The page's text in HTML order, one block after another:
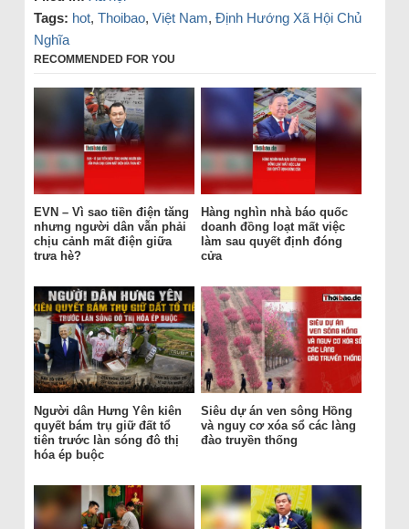
Tags: hot, Thoibao, Việt Nam, Định Hướng Xã Hội Chủ
Nghĩa
RECOMMENDED FOR YOU
EVN – Vì sao tiền điện tăng
nhưng người dân vẫn phải
chịu cảnh mất điện giữa
trưa hè?
Hàng nghìn nhà báo quốc
doanh đồng loạt mất việc
làm sau quyết định đóng
cửa
Người dân Hưng Yên kiên
quyết bám trụ giữ đất tổ
tiên trước làn sóng đô thị
hóa ép buộc
Siêu dự án ven sông Hồng
và nguy cơ xóa sổ các làng
đào truyền thống